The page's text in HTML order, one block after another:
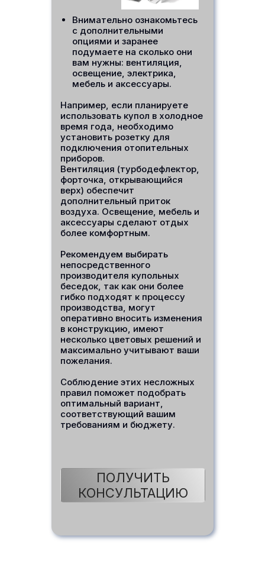
ПОЛУЧИТЬ
КОНСУЛЬТАЦИЮ
Внимательно ознакомьтесь
с дополнительными
опциями и заранее
подумаете на сколько они
вам нужны: вентиляция,
освещение, электрика,
мебель и аксессуары.
Например, если планируете
использовать купол в холодное
время года, необходимо
установить розетку для
подключения отопительных
приборов.
Вентиляция (турбодефлектор,
форточка, открывающийся
верх) обеспечит
дополнительный приток
воздуха. Освещение, мебель и
аксессуары сделают отдых
более комфортным.
Рекомендуем выбирать
непосредственного
производителя купольных
беседок, так как они более
гибко подходят к процессу
производства, могут
оперативно вносить изменения
в конструкцию, имеют
несколько цветовых решений и
максимально учитывают ваши
пожелания.
Соблюдение этих несложных
правил поможет подобрать
оптимальный вариант,
соответствующий вашим
требованиям и бюджету.